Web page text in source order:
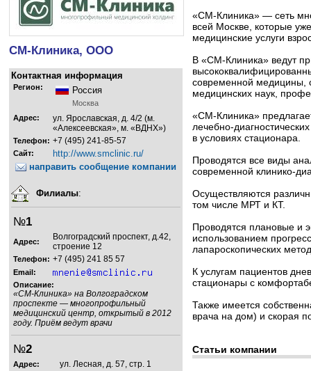
СМ-Клиника, ООО
Контактная информация
Регион: Россия
Москва
Адрес:
ул. Ярославская, д. 4/2 (м.
«Алексеевская», м. «ВДНХ»)
Телефон: +7 (495) 241-85-57
Сайт:
http://www.smclinic.ru/
направить сообщение компании
Филиалы:
№1
Адрес:
Волгоградский проспект, д.42,
строение 12
Телефон: +7 (495) 241 85 57
Email:
Описание:
«СМ-Клиника» на Волгоградском
проспекте — многопрофильный
медицинский центр, открытый в 2012
году. Приём ведут врачи
№2
Адрес: ул. Лесная, д. 57, стр. 1
«СМ-Клиника» — сеть
всей Москве, которые
медицинские услуги
В «СМ-Клиника» ведут
современной медицины,
медицинских наук,
«СМ-Клиника»
лечебно-
в условиях стационара.
Проводятся все виды
современной клинико-
Осуществляются
том числе МРТ и КТ.
Проводятся плановые и
использованием
лапароскопических
К услугам пациентов
стационары с
Также имеется
врача на дом) и скорая
Статьи компании